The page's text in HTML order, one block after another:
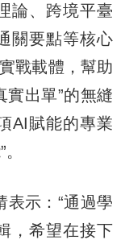
論、跨境平臺
關要點等核心
戰載體，幫助
實出單”的無縫
AI賦能的專業
示：“通過學
，希望在接下